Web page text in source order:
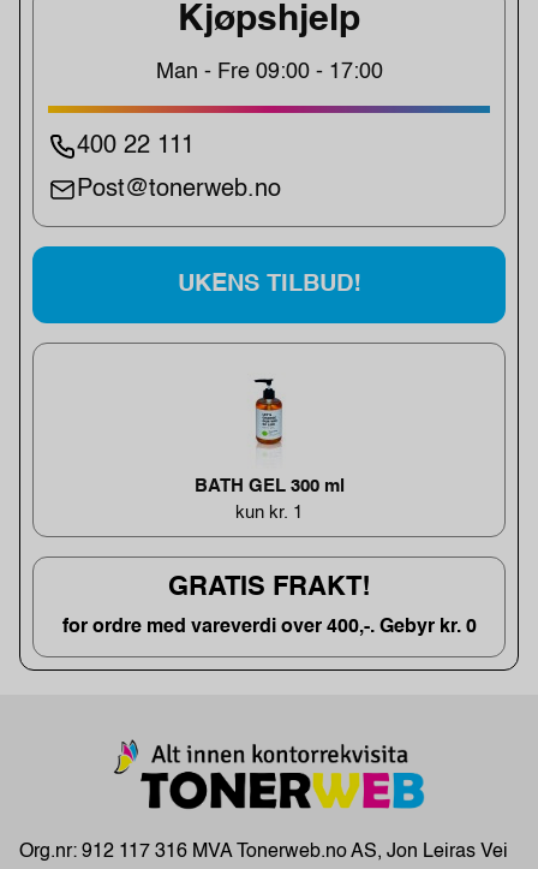
Kjøpshjelp
Man - Fre 09:00 - 17:00
400 22 111
Post@tonerweb.no
UKENS TILBUD!
BATH GEL 300 ml
kun kr. 1
GRATIS FRAKT!
for ordre med vareverdi over 400,-. Gebyr kr. 0
Org.nr: 912 117 316 MVA Tonerweb.no AS, Jon Leiras Vei